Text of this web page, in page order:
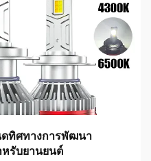
ทิศทางการพัฒนา
หรับยานยนต์